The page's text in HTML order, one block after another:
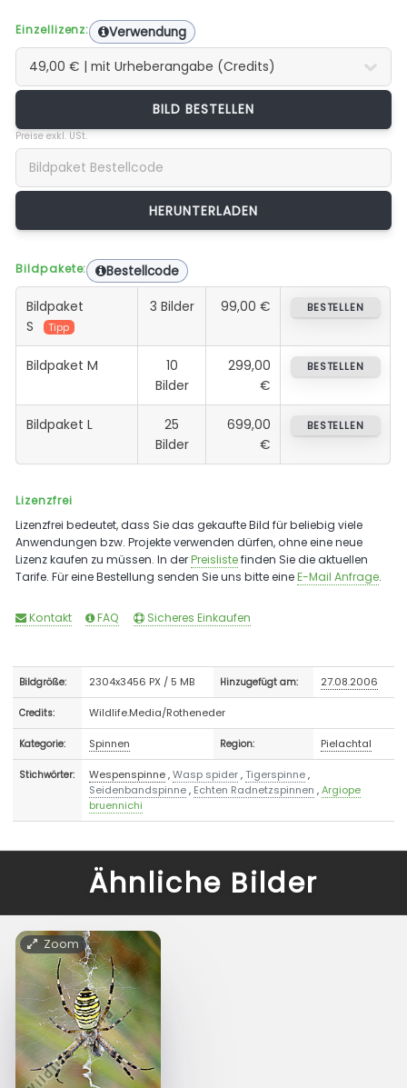
Einzellizenz: Verwendung
BILD BESTELLEN
Preise exkl. USt.
Bildpakete: Bestellcode
Bildpaket
S
Tipp
3 Bilder 99,00 € BESTELLEN
Bildpaket M
10
Bilder
299,00
€
BESTELLEN
Bildpaket L
25
Bilder
699,00
€
BESTELLEN
Lizenzfrei
Lizenzfrei bedeutet, dass Sie das gekaufte Bild für beliebig viele
Anwendungen bzw. Projekte verwenden dürfen, ohne eine neue
Lizenz kaufen zu müssen. In derPreislistefinden Sie die aktuellen
Tarife. Für eine Bestellung senden Sie uns bitte eineE-Mail Anfrage.
Kontakt FAQ Sicheres Einkaufen
Bildgröße: 2304x3456 PX / 5 MB Hinzugefügt am: 27.08.2006
Credits: Wildlife.Media/Rotheneder
Kategorie: Spinnen Region: Pielachtal
Stichwörter: Wespenspinne,Wasp spider,Tigerspinne,
Seidenbandspinne, Echten Radnetzspinnen ,Argiope
bruennichi
Ähnliche Bilder
Zoom